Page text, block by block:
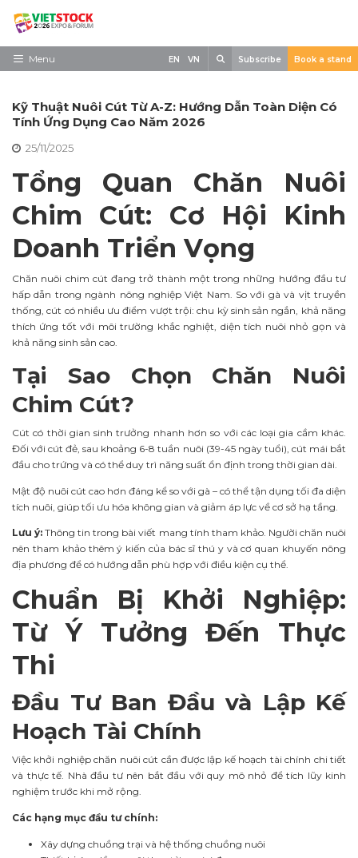
Skip
contentMenu
Về triển lãm
Trưng Bày
Tham Quan
Tin tức
Liên Hệ
EN VN Subscribe Book a stand
Kỹ Thuật Nuôi Cút Từ A-Z: Hướng Dẫn Toàn Diện Có
Tính Ứng Dụng Cao Năm 2026
25/11/2025
Tổng Quan Chăn Nuôi
Chim Cút: Cơ Hội Kinh
Doanh Triển Vọng
Chăn nuôi chim cút đang trở thành một trong những hướng đầu tư
hấp dẫn trong ngành nông nghiệp Việt Nam. So với gà và vịt truyền
thống, cút có nhiều ưu điểm vượt trội: chu kỳ sinh sản ngắn, khả năng
thích ứng tốt với môi trường khắc nghiệt, diện tích nuôi nhỏ gọn và
khả năng sinh sản cao.
Tại Sao Chọn Chăn Nuôi
Chim Cút?
Cút có thời gian sinh trưởng nhanh hơn so với các loại gia cầm khác.
Đối với cút đẻ, sau khoảng 6-8 tuần nuôi (39-45 ngày tuổi), cút mái bắt
đầu cho trứng và có thể duy trì năng suất ổn định trong thời gian dài.
Mật độ nuôi cút cao hơn đáng kể so với gà – có thể tận dụng tối đa diện
tích nuôi, giúp tối ưu hóa không gian và giảm áp lực về cơ sở hạ tầng.
Lưu ý: Thông tin trong bài viết mang tính tham khảo. Người chăn nuôi
nên tham khảo thêm ý kiến của bác sĩ thú y và cơ quan khuyến nông
địa phương để có hướng dẫn phù hợp với điều kiện cụ thể.
Chuẩn Bị Khởi Nghiệp:
Từ Ý Tưởng Đến Thực
Thi
Đầu Tư Ban Đầu và Lập Kế
Hoạch Tài Chính
Việc khởi nghiệp chăn nuôi cút cần được lập kế hoạch tài chính chi tiết
và thực tế. Nhà đầu tư nên bắt đầu với quy mô nhỏ để tích lũy kinh
nghiệm trước khi mở rộng.
Các hạng mục đầu tư chính:
Xây dựng chuồng trại và hệ thống chuồng nuôi